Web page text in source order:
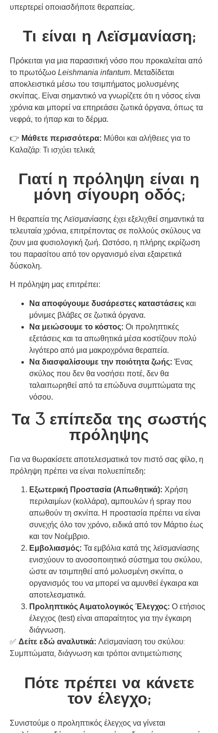
υπερτερεί οποιασδήποτε θεραπείας.
Τι είναι η Λεϊσμανίαση;
Πρόκειται για μια παρασιτική νόσο που προκαλείται από
το πρωτόζωο Leishmania infantum. Μεταδίδεται
αποκλειστικά μέσω του τσιμπήματος μολυσμένης
σκνίπας. Είναι σημαντικό να γνωρίζετε ότι η νόσος είναι
χρόνια και μπορεί να επηρεάσει ζωτικά όργανα, όπως τα
νεφρά, το ήπαρ και το δέρμα.
👉 Μάθετε περισσότερα: Μύθοι και αλήθειες για το
Καλαζάρ: Τι ισχύει τελικά;
Γιατί η πρόληψη είναι η
μόνη σίγουρη οδός;
Η θεραπεία της Λεϊσμανίασης έχει εξελιχθεί σημαντικά τα
τελευταία χρόνια, επιτρέποντας σε πολλούς σκύλους να
ζουν μια φυσιολογική ζωή. Ωστόσο, η πλήρης εκρίζωση
του παρασίτου από τον οργανισμό είναι εξαιρετικά
δύσκολη.
Η πρόληψη μας επιτρέπει:
Να αποφύγουμε δυσάρεστες καταστάσεις και
μόνιμες βλάβες σε ζωτικά όργανα.
Να μειώσουμε το κόστος: Οι προληπτικές
εξετάσεις και τα απωθητικά μέσα κοστίζουν πολύ
λιγότερο από μια μακροχρόνια θεραπεία.
Να διασφαλίσουμε την ποιότητα ζωής: Ένας
σκύλος που δεν θα νοσήσει ποτέ, δεν θα
ταλαιπωρηθεί από τα επώδυνα συμπτώματα της
νόσου.
Τα 3 επίπεδα της σωστής
πρόληψης
Για να θωρακίσετε αποτελεσματικά τον πιστό σας φίλο, η
πρόληψη πρέπει να είναι πολυεπίπεδη:
Εξωτερική Προστασία (Απωθητικά): Χρήση
περιλαιμίων (κολλάρα), αμπουλών ή spray που
απωθούν τη σκνίπα. Η προστασία πρέπει να είναι
συνεχής όλο τον χρόνο, ειδικά από τον Μάρτιο έως
και τον Νοέμβριο.
Εμβολιασμός: Τα εμβόλια κατά της λεϊσμανίασης
ενισχύουν το ανοσοποιητικό σύστημα του σκύλου,
ώστε αν τσιμπηθεί από μολυσμένη σκνίπα, ο
οργανισμός του να μπορεί να αμυνθεί έγκαιρα και
αποτελεσματικά.
Προληπτικός Αιματολογικός Έλεγχος: Ο ετήσιος
έλεγχος (test) είναι απαραίτητος για την έγκαιρη
διάγνωση.
✅ Δείτε εδώ αναλυτικά: Λεϊσμανίαση του σκύλου:
Συμπτώματα, διάγνωση και τρόποι αντιμετώπισης
Πότε πρέπει να κάνετε
τον έλεγχο;
Συνιστούμε ο προληπτικός έλεγχος να γίνεται